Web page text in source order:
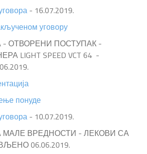
- 16.07.2019.
уговору
- ОТВОРЕНИ ПОСТУПАК -
LIGHT SPEED VCT 64 -
понуде
- 10.07.2019.
МАЛЕ ВРЕДНОСТИ - ЛЕКОВИ СА
06.06.2019.